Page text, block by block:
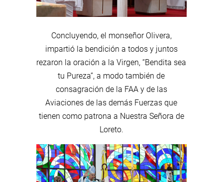
Concluyendo, el monseñor Olivera,
impartió la bendición a todos y juntos
rezaron la oración a la Virgen, “Bendita sea
tu Pureza”, a modo también de
consagración de la FAA y de las
Aviaciones de las demás Fuerzas que
tienen como patrona a Nuestra Señora de
Loreto.